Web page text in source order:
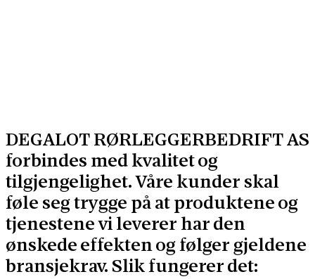
DEGALOT RØRLEGGERBEDRIFT AS
forbindes med kvalitet og
tilgjengelighet. Våre kunder skal
føle seg trygge på at produktene og
tjenestene vi leverer har den
ønskede effekten og følger gjeldene
bransjekrav. Slik fungerer det: